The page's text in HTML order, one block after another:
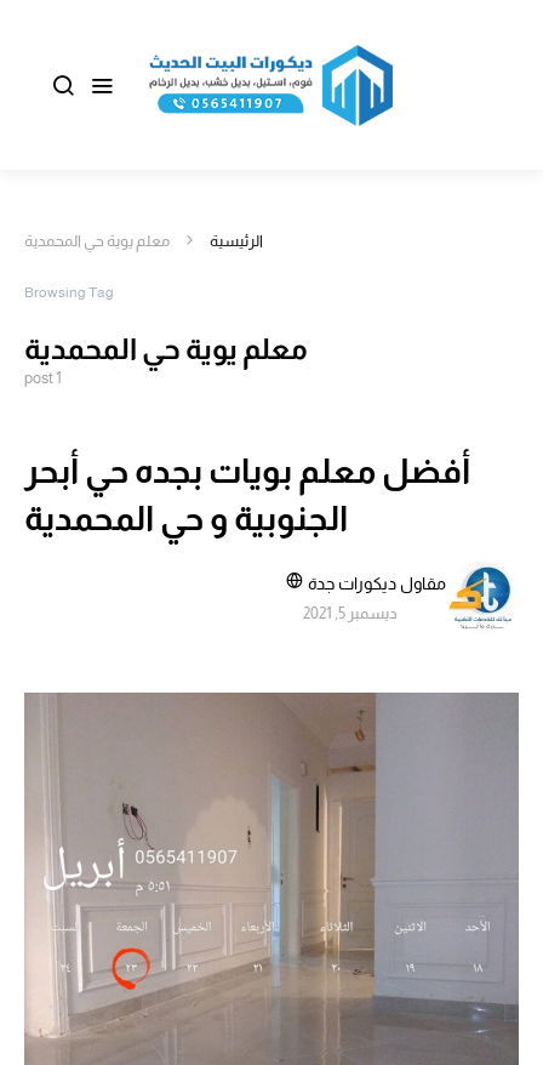
الرئيسية معلم يوية حي المحمدية
Browsing Tag
معلم يوية حي المحمدية
1 post
أفضل معلم بويات بجده حي أبحر
الجنوبية و حي المحمدية
مقاول ديكورات جدة
ديسمبر 5, 2021